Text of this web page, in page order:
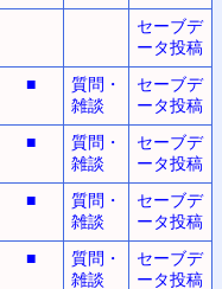
セーブデ
ータ投稿
■
質問・
雑談
セーブデ
ータ投稿
■
質問・
雑談
セーブデ
ータ投稿
■
質問・
雑談
セーブデ
ータ投稿
■
質問・
雑談
セーブデ
ータ投稿